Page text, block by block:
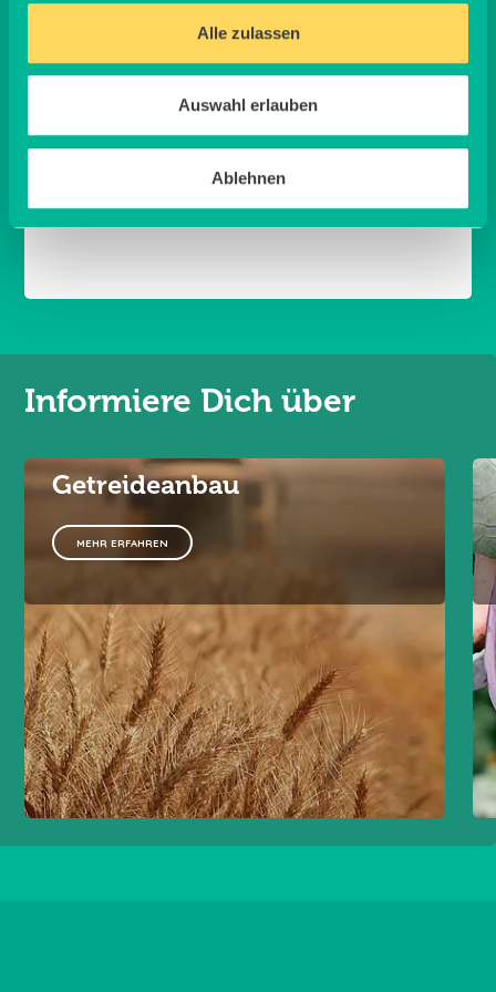
Alle zulassen
Auswahl erlauben
Ablehnen
ein wenig Bärlauch im Teig verleiht Deinem Brot eine
besondere Note. Auch für herzhafte Muffins, eine
perfekt. Verwende Deine üblichen Rezepte und setze
Bärlauch beispielsweise anstelle von oder in
Informiere Dich über
Getreideanbau
MEHR ERFAHREN